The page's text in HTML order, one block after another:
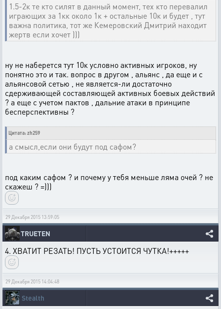
1.5-2к те кто силят в данный момент, тех кто перевалил
играющих за 1кк около 1к + остальные 10к и будет , тут
важна политика, тот же Кемеровский Дмитрий находит
жертв если хочет )))
ну не наберется тут 10к условно активных игроков, ну
понятно это и так. вопрос в другом , альянс , да еще и с
альянсовой сетью , не является-ли достаточно
сдерживающей составляющей активных боевых действий
? а еще с учетом пактов , дальние атаки в принципе
бесперспективны ?
Цитата: zh259
а смысл,если они будут под сафом?
под каким сафом ? и почему у тебя меньше ляма очей ? не
скажеш ? =)))
29 Декабря 2015 13:59:05
TRUETEN
4. ХВАТИТ РЕЗАТЬ! ПУСТЬ УСТОИТСЯ ЧУТКА!+++++
29 Декабря 2015 14:04:48
Stealth